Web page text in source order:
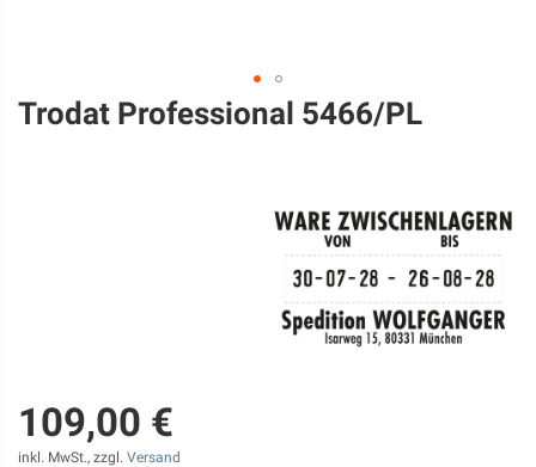
Zum
Anfang
Trodat Professional 5466/PL
109,00 €
inkl. MwSt., zzgl. Versand